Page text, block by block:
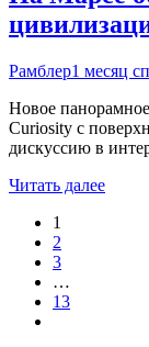
Рамблер1 месяц
Новое
Curiosity с
дискуссию в
Читать далее
1
2
3
…
13